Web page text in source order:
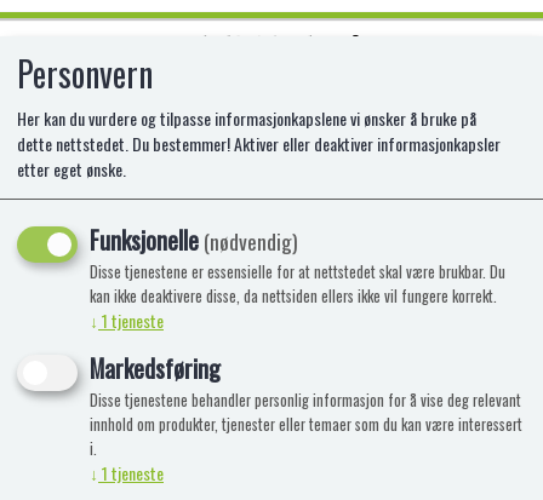
GEOMAG CLASSIC GREEN LINE 60
AM-272
Personvern
Her kan du vurdere og tilpasse informasjonkapslene vi ønsker å bruke på
dette nettstedet. Du bestemmer! Aktiver eller deaktiver informasjonkapsler
etter eget ønske.
Funksjonelle(nødvendig)
Disse tjenestene er essensielle for at nettstedet skal være brukbar. Du
kan ikke deaktivere disse, da nettsiden ellers ikke vil fungere korrekt.
↓ 1tjeneste
Markedsføring
Disse tjenestene behandler personlig informasjon for å vise deg relevant
innhold om produkter, tjenester eller temaer som du kan være interessert
i.
↓ 1tjeneste